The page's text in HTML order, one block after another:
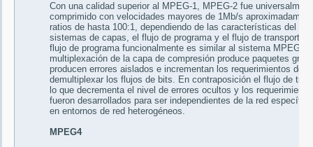
Con una calidad superior al MPEG-1, MPEG-2 fue
comprimido con velocidades mayores de 1Mb/s
ratios de hasta 100:1, dependiendo de las características del
sistemas de capas, el flujo de programa y el flujo de
flujo de programa funcionalmente es similar al sistema MPEG-
multiplexación de la capa de compresión produce paquetes
producen errores aislados e incrementan los requerimientos de
demultiplexar los flujos de bits. En contraposición el flujo de
lo que decrementa el nivel de errores ocultos y los
fueron desarrollados para ser independientes de la red
en entornos de red heterogéneos.
MPEG4